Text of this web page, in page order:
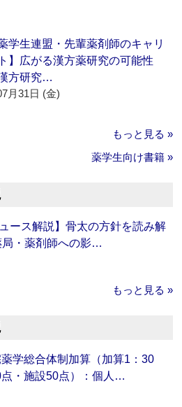
学生連盟・先輩薬剤師のキャリ
】広がる漢方薬研究の可能性
方研究…
月31日 (金)
もっと見る »
薬学生向け書籍 »
ース解説】骨太の方針を読み解
局・薬剤師への影…
もっと見る »
薬学総合体制加算（加算1：30
・施設50点）：個人…